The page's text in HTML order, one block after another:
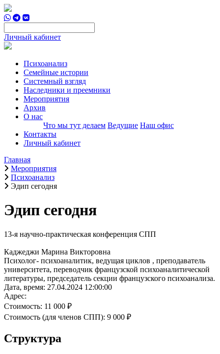
Личный кабинет
Психоанализ
Семейные истории
Системный взгляд
Наследники и преемники
Мероприятия
Архив
О нас
Что мы тут делаем Ведущие Наш офис
Контакты
Личный кабинет
Главная
Мероприятия
Психоанализ
Эдип сегодня
Эдип сегодня
13-я научно-практическая конференция СПП
Каджеджи Марина Викторовна
Психолог- психоаналитик, ведущая циклов , преподаватель
университета, переводчик французской психоаналитической
литературы, председатель секции французского психоанализа.
Дата, время: 27.04.2024 12:00:00
Адрес:
Стоимость: 11 000 ₽
Стоимость (для членов СПП): 9 000 ₽
Структура